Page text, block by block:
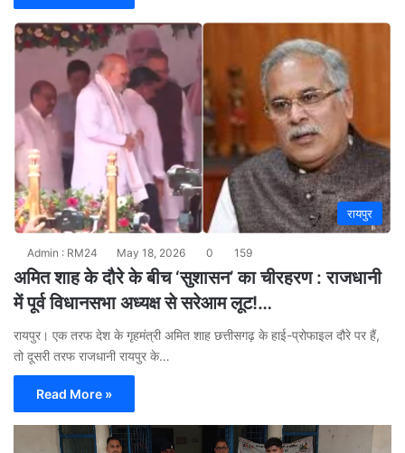
रायपुर
Admin : RM24 May 18, 2026 0 159
अमित शाह के दौरे के बीच ‘सुशासन’ का चीरहरण : राजधानी
में पूर्व विधानसभा अध्यक्ष से सरेआम लूट!…
रायपुर। एक तरफ देश के गृहमंत्री अमित शाह छत्तीसगढ़ के हाई-प्रोफाइल दौरे पर हैं,
तो दूसरी तरफ राजधानी रायपुर के…
Read More »